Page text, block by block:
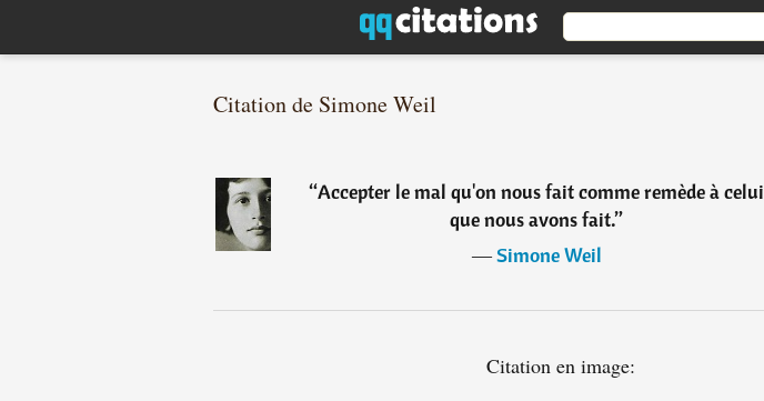
Citation de Simone Weil
“Accepter le mal qu'on nous fait comme remède à celui
que nous avons fait.”
―Simone Weil
Citation en image: